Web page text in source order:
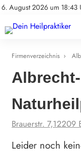
6. August 2026 um 18:43
Impressum
Natürliche Medizin
Heilpflanzen &
Firmenverzeichnis ›
Brauerstr. 7,12209
Leider noch